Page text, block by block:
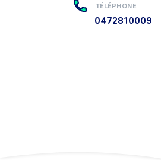
TÉLÉPHONE
0472810009